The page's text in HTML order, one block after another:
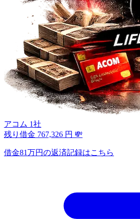
アコム 1社
残り借金 767,326 円 💸
借金81万円の返済記録はこちら